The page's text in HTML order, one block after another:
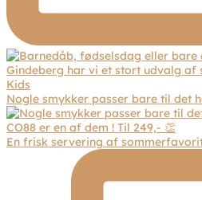
Nogle smykker passer bare til det
En frisk servering af